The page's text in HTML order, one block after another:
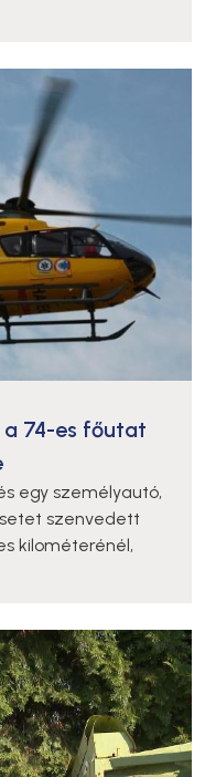
74-es főutat
egy személyautó,
szenvedett
kilométerénél,